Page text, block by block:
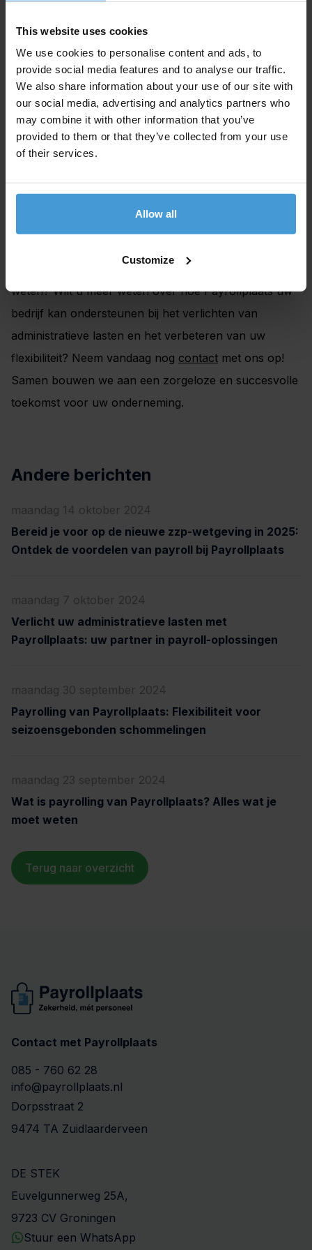
This website uses cookies
We use cookies to personalise content and ads, to
provide social media features and to analyse our traffic.
We also share information about your use of our site with
our social media, advertising and analytics partners who
may combine it with other information that you’ve
provided to them or that they’ve collected from your use
of their services.
Allow all
Customize
Werk samen met een payrollbedrijf met SNA-
keurmerk.
Vraag om een Verklaring betalingsgedrag van de
intermediair of onderaannemer.
Houd een gedegen administratie bij, zodat de
Belastingdienst de identiteit van ingehuurde
werknemers kan controleren.
écht belangrijk is: het succes van uw bedrijf. Meer
weten? Wilt u meer weten over hoe Payrollplaats uw
bedrijf kan ondersteunen bij het verlichten van
administratieve lasten en het verbeteren van uw
flexibiliteit? Neem vandaag nog contact met ons op!
Samen bouwen we aan een zorgeloze en succesvolle
toekomst voor uw onderneming.
Andere berichten
maandag 14 oktober 2024
Bereid je voor op de nieuwe zzp-wetgeving in 2025:
Ontdek de voordelen van payroll bij Payrollplaats
maandag 7 oktober 2024
Verlicht uw administratieve lasten met
Payrollplaats: uw partner in payroll-oplossingen
maandag 30 september 2024
Payrolling van Payrollplaats: Flexibiliteit voor
seizoensgebonden schommelingen
maandag 23 september 2024
Wat is payrolling van Payrollplaats? Alles wat je
moet weten
Terug naar overzicht
Contact met Payrollplaats
085 - 760 62 28
info@payrollplaats.nl
Dorpsstraat 2
9474 TA Zuidlaarderveen
DE STEK
Euvelgunnerweg 25A,
9723 CV Groningen
Stuur een WhatsApp